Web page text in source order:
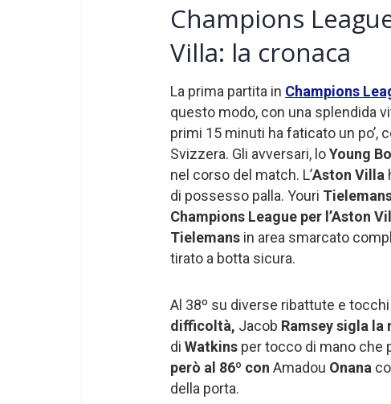
Champions
Villa: la cronaca
La prima partita in Champions
questo modo, con una splendida
primi 15 minuti ha faticato un po’,
Svizzera. Gli avversari, loYoung
nel corso del match. L’Aston Villa
di possesso palla. Youri
Champions League per l’Aston
Tielemans in area smarcato
tirato a botta sicura.
Al 38º su diverse ribattute e
difficoltà, Jacob Ramsey sigla la
di Watkins per tocco di mano che
però al 86º con Amadou Onana
della porta.